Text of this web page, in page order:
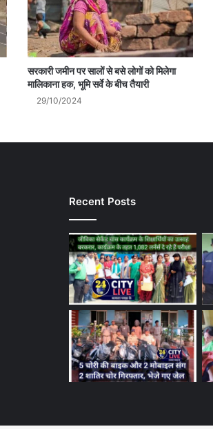
सरकारी जमीन पर सालों से बसे लोगों को मिलेगा
मालिकाना हक, भूमि सर्वे के बीच तैयारी
29/10/2024
Recent Posts